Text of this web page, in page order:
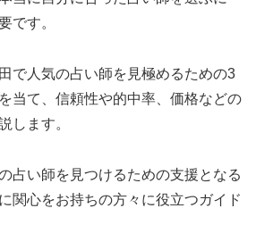
です。
で人気の占い師を見極めるための3
当て、信頼性や的中率、価格などの
します。
占い師を見つけるための支援となる
関心をお持ちの方々に役立つガイド